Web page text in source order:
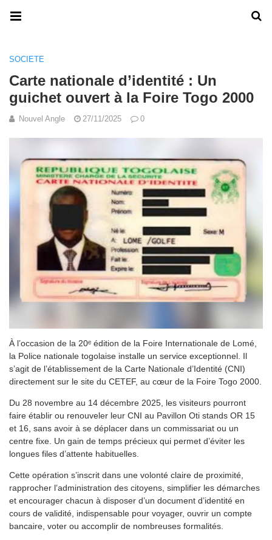
SOCIETE
Carte nationale d’identité : Un
guichet ouvert à la Foire Togo 2000
Nouvel Angle 27/11/2025 0
À l’occasion de la 20ᵉ édition de la Foire Internationale de Lomé,
la Police nationale togolaise installe un service exceptionnel. Il
s’agit de l’établissement de la Carte Nationale d’Identité (CNI)
directement sur le site du CETEF, au cœur de la Foire Togo 2000.
Du 28 novembre au 14 décembre 2025, les visiteurs pourront
faire établir ou renouveler leur CNI au Pavillon Oti stands OR 15
et 16, sans avoir à se déplacer dans un commissariat ou un
centre fixe. Un gain de temps précieux qui permet d’éviter les
longues files d’attente habituelles.
Cette opération s’inscrit dans une volonté claire de proximité,
rapprocher l’administration des citoyens, simplifier les démarches
et encourager chacun à disposer d’un document d’identité en
cours de validité, indispensable pour voyager, ouvrir un compte
bancaire, voter ou accomplir de nombreuses formalités.